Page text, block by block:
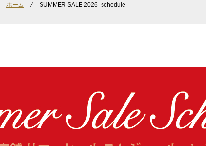
ホーム ⁄ SUMMER SALE 2026 -schedule-